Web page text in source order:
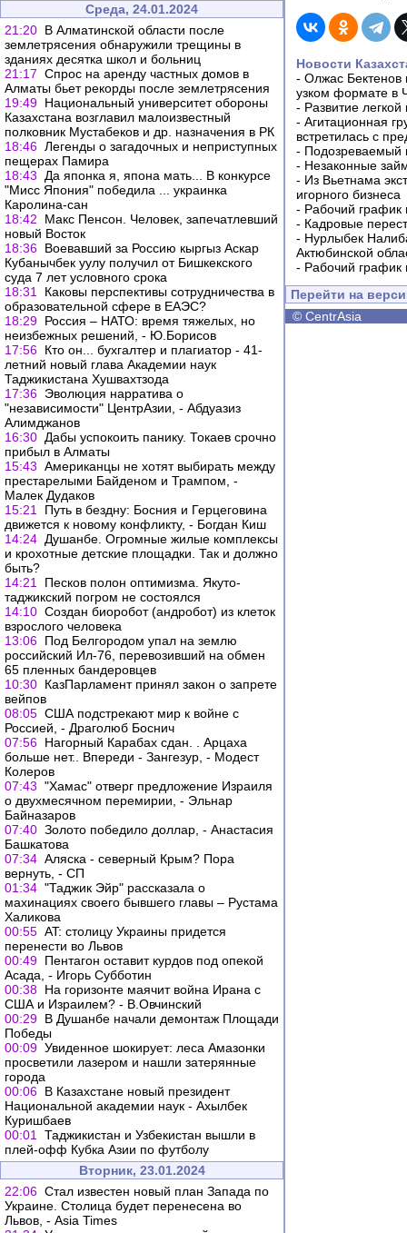
Среда, 24.01.2024
21:20 В Алматинской области после
землетрясения обнаружили трещины в
зданиях десятка школ и больниц
21:17 Спрос на аренду частных домов в
Алматы бьет рекорды после землетрясения
19:49 Национальный университет обороны
Казахстана возглавил малоизвестный
полковник Мустабеков и др. назначения в РК
18:46 Легенды о загадочных и неприступных
пещерах Памира
18:43
Да японка я, япона мать... В конкурсе
"Мисс Япония" победила ... украинка
Каролина-сан
18:42
Макс Пенсон. Человек, запечатлевший
новый Восток
18:36 Воевавший за Россию кыргыз Аскар
Кубанычбек уулу получил от Бишкекского
суда 7 лет условного срока
18:31
Каковы перспективы сотрудничества в
образовательной сфере в ЕАЭС?
18:29 Россия – НАТО: время тяжелых, но
неизбежных решений, - Ю.Борисов
17:56 Кто он... бухгалтер и плагиатор - 41-
летний новый глава Академии наук
Таджикистана Хушвахтзода
17:36 Эволюция нарратива о
"независимости" ЦентрАзии, - Абдуазиз
Алимджанов
16:30 Дабы успокоить панику. Токаев срочно
прибыл в Алматы
15:43 Американцы не хотят выбирать между
престарелыми Байденом и Трампом, -
Малек Дудаков
15:21
Путь в бездну: Босния и Герцеговина
движется к новому конфликту, - Богдан Киш
14:24 Душанбе. Огромные жилые комплексы
и крохотные детские площадки. Так и должно
быть?
14:21
Песков полон оптимизма. Якуто-
таджикский погром не состоялся
14:10 Создан биоробот (андробот) из клеток
взрослого человека
13:06 Под Белгородом упал на землю
российский Ил-76, перевозивший на обмен
65 пленных бандеровцев
10:30 КазПарламент принял закон о запрете
вейпов
08:05 США подстрекают мир к войне с
Россией, - Драголюб Боснич
07:56 Нагорный Карабах сдан. . Арцаха
больше нет.. Впереди - Зангезур, - Модест
Колеров
07:43 "Хамас" отверг предложение Израиля
о двухмесячном перемирии, - Эльнар
Байназаров
07:40 Золото победило доллар, - Анастасия
Башкатова
07:34 Аляска - северный Крым? Пора
вернуть, - СП
01:34 "Таджик Эйр" рассказала о
махинациях своего бывшего главы – Рустама
Халикова
00:55 AT: столицу Украины придется
перенести во Львов
00:49 Пентагон оставит курдов под опекой
Асада, - Игорь Субботин
00:38 На горизонте маячит война Ирана с
США и Израилем? - В.Овчинский
00:29 В Душанбе начали демонтаж Площади
Победы
00:09 Увиденное шокирует: леса Амазонки
просветили лазером и нашли затерянные
города
00:06 В Казахстане новый президент
Национальной академии наук - Ахылбек
Куришбаев
00:01
Таджикистан и Узбекистан вышли в
плей-офф Кубка Азии по футболу
Вторник, 23.01.2024
22:06 Стал известен новый план Запада по
Украине. Столица будет перенесена во
Львов, - Asia Times
Новости
- Олжас Бектенов
узком формате в
- Развитие
- Агитационная
встретилась с
- Подозреваемый
- Незаконные
- Из Вьетнама
игорного бизнеса
- Рабочий график
- Кадровые
- Нурлыбек
Актюбинской
- Рабочий график
Перейти на
© CentrAsia